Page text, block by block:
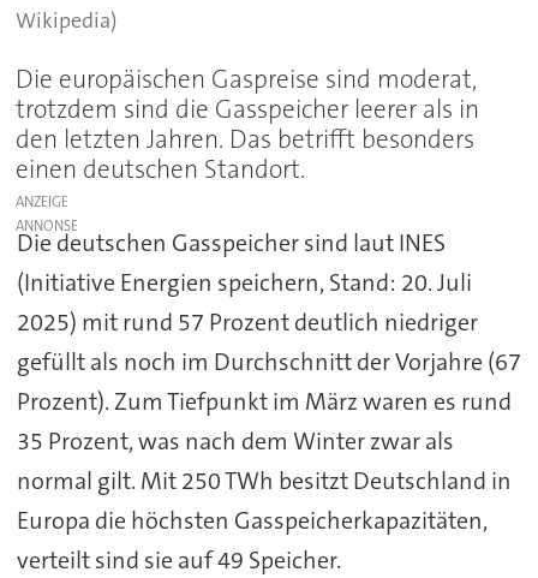
Wikipedia)
Die europäischen Gaspreise sind moderat,
trotzdem sind die Gasspeicher leerer als in
den letzten Jahren. Das betrifft besonders
einen deutschen Standort.
ANZEIGE
Die deutschen Gasspeicher sind laut INES
(Initiative Energien speichern, Stand: 20. Juli
2025) mit rund 57 Prozent deutlich niedriger
gefüllt als noch im Durchschnitt der Vorjahre (67
Prozent). Zum Tiefpunkt im März waren es rund
35 Prozent, was nach dem Winter zwar als
normal gilt. Mit 250 TWh besitzt Deutschland in
Europa die höchsten Gasspeicherkapazitäten,
verteilt sind sie auf 49 Speicher.